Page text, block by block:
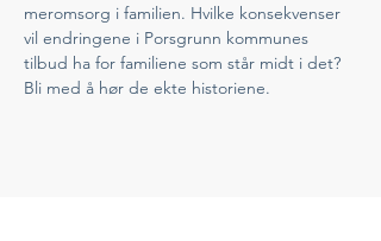
meromsorg i familien. Hvilke konsekvenser
vil endringene i Porsgrunn kommunes
tilbud ha for familiene som står midt i det?
Bli med å hør de ekte historiene.